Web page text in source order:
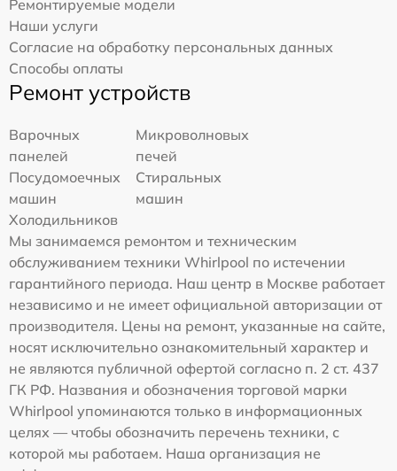
Ремонтируемые модели
Наши услуги
Согласие на обработку персональных данных
Способы оплаты
Ремонт устройств
Варочных
панелей
Микроволновых
печей
Посудомоечных
машин
Стиральных
машин
Холодильников
Мы занимаемся ремонтом и техническим
обслуживанием техники Whirlpool по истечении
гарантийного периода. Наш центр в Москве работает
независимо и не имеет официальной авторизации от
производителя. Цены на ремонт, указанные на сайте,
носят исключительно ознакомительный характер и
не являются публичной офертой согласно п. 2 ст. 437
ГК РФ. Названия и обозначения торговой марки
Whirlpool упоминаются только в информационных
целях — чтобы обозначить перечень техники, с
которой мы работаем. Наша организация не